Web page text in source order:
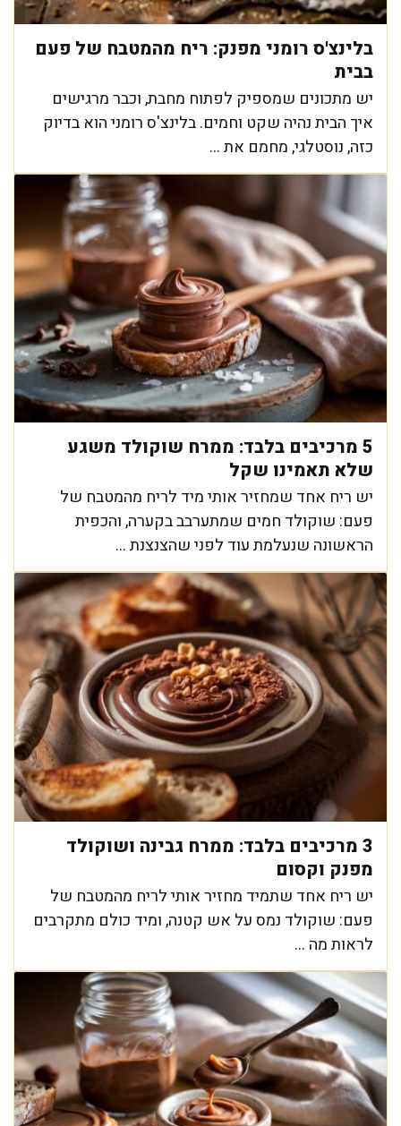
בלינצ'ס רומני מפנק: ריח מהמטבח של פעם
בבית
יש מתכונים שמספיק לפתוח מחבת, וכבר מרגישים
איך הבית נהיה שקט וחמים. בלינצ'ס רומני הוא בדיוק
כזה, נוסטלגי, מחמם את ...
5 מרכיבים בלבד: ממרח שוקולד משגע
שלא תאמינו שקל
יש ריח אחד שמחזיר אותי מיד לריח מהמטבח של
פעם: שוקולד חמים שמתערבב בקערה, והכפית
הראשונה שנעלמת עוד לפני שהצנצנת ...
3 מרכיבים בלבד: ממרח גבינה ושוקולד
מפנק וקסום
יש ריח אחד שתמיד מחזיר אותי לריח מהמטבח של
פעם: שוקולד נמס על אש קטנה, ומיד כולם מתקרבים
לראות מה ...